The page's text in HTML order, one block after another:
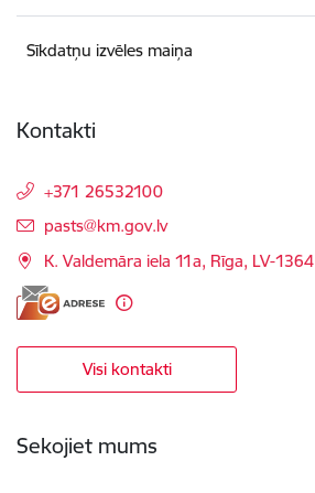
Sīkdatņu izvēles maiņa
Kontakti
+371 26532100
E-pasts:
pasts@km.gov.lv
K. Valdemāra iela 11a, Rīga, LV-1364
Visi kontakti
Sekojiet mums